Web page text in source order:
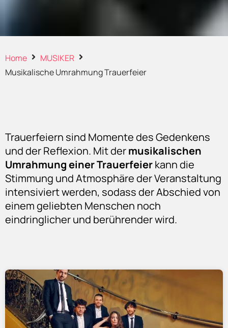
Home
MUSIKER
Musikalische Umrahmung Trauerfeier
Trauerfeiern sind Momente des Gedenkens
und der Reflexion. Mit dermusikalischen
Umrahmung einer Trauerfeierkann die
Stimmung und Atmosphäre der Veranstaltung
intensiviert werden, sodass der Abschied von
einem geliebten Menschen noch
eindringlicher und berührender wird.